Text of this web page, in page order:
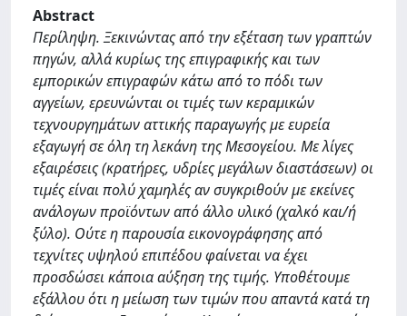
Abstract
Περίληψη. Ξεκινώντας από την εξέταση των γραπτών
πηγών, αλλά κυρίως της επιγραφικής και των
εμπορικών επιγραφών κάτω από το πόδι των
αγγείων, ερευνώνται οι τιμές των κεραμικών
τεχνουργημάτων αττικής παραγωγής με ευρεία
εξαγωγή σε όλη τη λεκάνη της Μεσογείου. Με λίγες
εξαιρέσεις (κρατήρες, υδρίες μεγάλων διαστάσεων) οι
τιμές είναι πολύ χαμηλές αν συγκριθούν με εκείνες
ανάλογων προϊόντων από άλλο υλικό (χαλκό και/ή
ξύλο). Ούτε η παρουσία εικονογράφησης από
τεχνίτες υψηλού επιπέδου φαίνεται να έχει
προσδώσει κάποια αύξηση της τιμής. Υποθέτουμε
εξάλλου ότι η μείωση των τιμών που απαντά κατά τη